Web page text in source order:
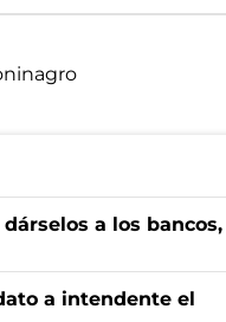
a los bancos,
a intendente el